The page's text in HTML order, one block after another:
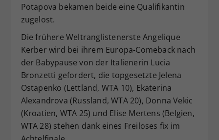
Potapova bekamen beide eine Qualifikantin
zugelost.
Die frühere Weltranglistenerste Angelique
Kerber wird bei ihrem Europa-Comeback nach
der Babypause von der Italienerin Lucia
Bronzetti gefordert, die topgesetzte Jelena
Ostapenko (Lettland, WTA 10), Ekaterina
Alexandrova (Russland, WTA 20), Donna Vekic
(Kroatien, WTA 25) und Elise Mertens (Belgien,
WTA 28) stehen dank eines Freiloses fix im